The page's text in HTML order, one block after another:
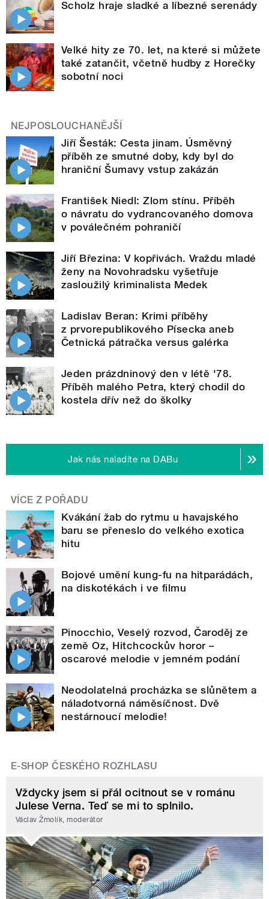
Scholz hraje sladké a líbezné serenády
Velké hity ze 70. let, na které si můžete
také zatančit, včetně hudby z Horečky
sobotní noci
NEJPOSLOUCHANĚJŠÍ
Jiří Šesták: Cesta jinam. Úsměvný
příběh ze smutné doby, kdy byl do
hraniční Šumavy vstup zakázán
František Niedl: Zlom stínu. Příběh
o návratu do vydrancovaného domova
v poválečném pohraničí
Jiří Březina: V kopřivách. Vraždu mladé
ženy na Novohradsku vyšetřuje
zasloužilý kriminalista Medek
Ladislav Beran: Krimi příběhy
z prvorepublikového Písecka aneb
Četnická pátračka versus galérka
Jeden prázdninový den v létě '78.
Příběh malého Petra, který chodil do
kostela dřív než do školky
Jak nás naladíte na DABu
VÍCE Z POŘADU
Kvákání žab do rytmu u havajského
baru se přeneslo do velkého exotica
hitu
Bojové umění kung-fu na hitparádách,
na diskotékách i ve filmu
Pinocchio, Veselý rozvod, Čaroděj ze
země Oz, Hitchcockův horor –
oscarové melodie v jemném podání
Neodolatelná procházka se slůnětem a
náladotvorná náměsíčnost. Dvě
nestárnoucí melodie!
E-SHOP ČESKÉHO ROZHLASU
Vždycky jsem si přál ocitnout se v románu
Julese Verna. Teď se mi to splnilo.
Václav Žmolík, moderátor